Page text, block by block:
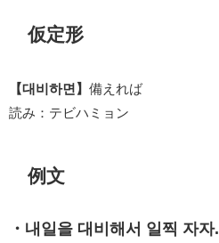
仮定形
【대비하면】 備えれば
読み：テビハミョン
例文
・내일을 대비해서 일찍 자자.